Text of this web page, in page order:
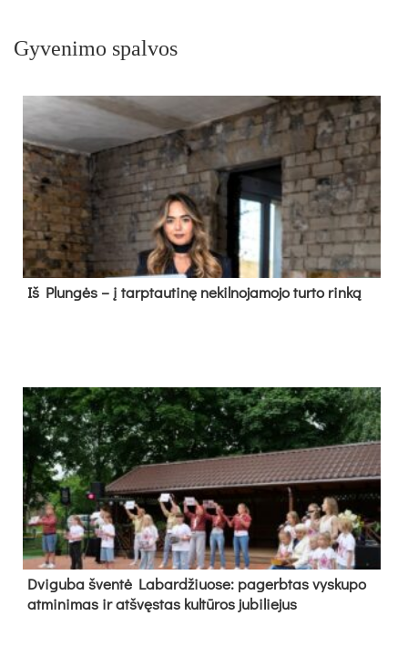
Gyvenimo spalvos
Iš Plungės – į tarptautinę nekilnojamojo turto rinką
Dvi­gu­ba šven­tė La­bar­džiuo­se: pa­gerb­tas vys­ku­po
at­mi­ni­mas ir at­švęs­tas kul­tū­ros ju­bi­lie­jus